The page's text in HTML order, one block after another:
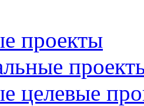
проекты
целевые